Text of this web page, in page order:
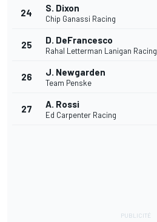
24 S. Dixon
Chip Ganassi Racing
25 D. DeFrancesco
Rahal Letterman Lanigan Racing
26 J. Newgarden
Team Penske
27 A. Rossi
Ed Carpenter Racing